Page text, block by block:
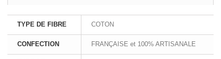
TYPE DE FIBRE COTON
CONFECTION FRANÇAISE et 100% ARTISANALE